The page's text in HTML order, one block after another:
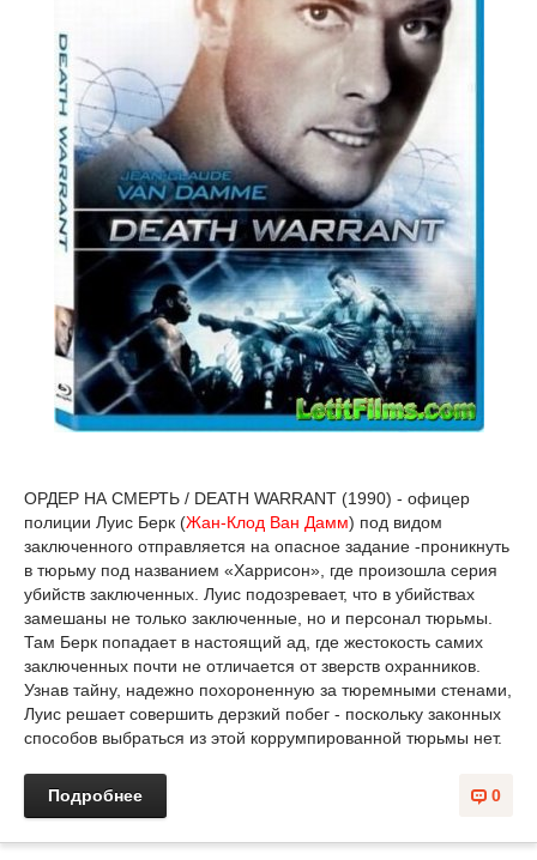
ОРДЕР НА СМЕРТЬ / DEATH WARRANT (1990) - офицер
полиции Луис Берк (Жан-Клод Ван Дамм) под видом
заключенного отправляется на опасное задание -проникнуть
в тюрьму под названием «Харрисон», где произошла серия
убийств заключенных. Луис подозревает, что в убийствах
замешаны не только заключенные, но и персонал тюрьмы.
Там Берк попадает в настоящий ад, где жестокость самих
заключенных почти не отличается от зверств охранников.
Узнав тайну, надежно похороненную за тюремными стенами,
Луис решает совершить дерзкий побег - поскольку законных
способов выбраться из этой коррумпированной тюрьмы нет.
0
Подробнее